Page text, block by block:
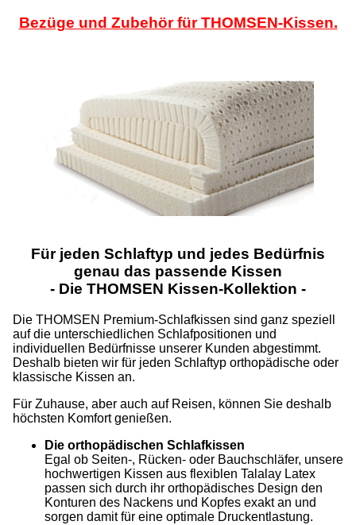
Bezüge und Zubehör für THOMSEN-Kissen.
Für jeden Schlaftyp und jedes Bedürfnis
genau das passende Kissen
- Die THOMSEN Kissen-Kollektion -
Die THOMSEN Premium-Schlafkissen sind ganz speziell
auf die unterschiedlichen Schlafpositionen und
individuellen Bedürfnisse unserer Kunden abgestimmt.
Deshalb bieten wir für jeden Schlaftyp orthopädische oder
klassische Kissen an.
Für Zuhause, aber auch auf Reisen, können Sie deshalb
höchsten Komfort genießen.
Die orthopädischen Schlafkissen
Egal ob Seiten-, Rücken- oder Bauchschläfer, unsere
hochwertigen Kissen aus flexiblen Talalay Latex
passen sich durch ihr orthopädisches Design den
Konturen des Nackens und Kopfes exakt an und
sorgen damit für eine optimale Druckentlastung.